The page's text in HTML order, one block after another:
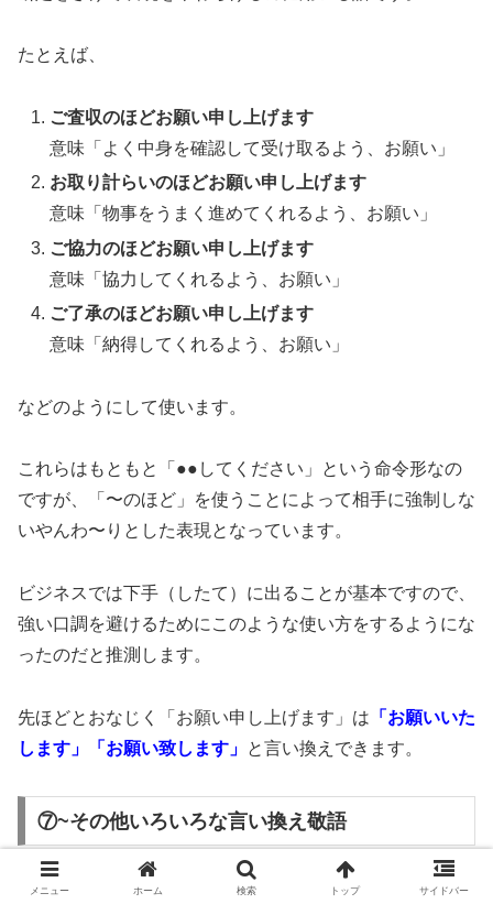
たとえば、
ご査収のほどお願い申し上げます
意味「よく中身を確認して受け取るよう、お願い」
お取り計らいのほどお願い申し上げます
意味「物事をうまく進めてくれるよう、お願い」
ご協力のほどお願い申し上げます
意味「協力してくれるよう、お願い」
ご了承のほどお願い申し上げます
意味「納得してくれるよう、お願い」
などのようにして使います。
これらはもともと「●●してください」という命令形なの
ですが、「〜のほど」を使うことによって相手に強制しな
いやんわ〜りとした表現となっています。
ビジネスでは下手（したて）に出ることが基本ですので、
強い口調を避けるためにこのような使い方をするようにな
ったのだと推測します。
先ほどとおなじく「お願い申し上げます」は 「お願いいた
します」「お願い致します」 と言い換えできます。
⑦~その他いろいろな言い換え敬語
敬語の種類というのは本当にいろいろあります。
メニュー ホーム 検索 トップ サイドバー